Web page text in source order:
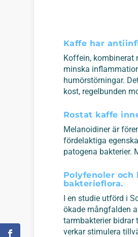
Kaffe har
Koffein, kombinerat
minska
humörstörningar.
kost, regelbunden
Rostat kaffe
Melanoidiner är
fördelaktiga
patogena bakterier.
Polyfenoler
bakterieflora.
I en studie utförd i
ökade mångfalden
tarmbakterier bidrar
verkar stimulera